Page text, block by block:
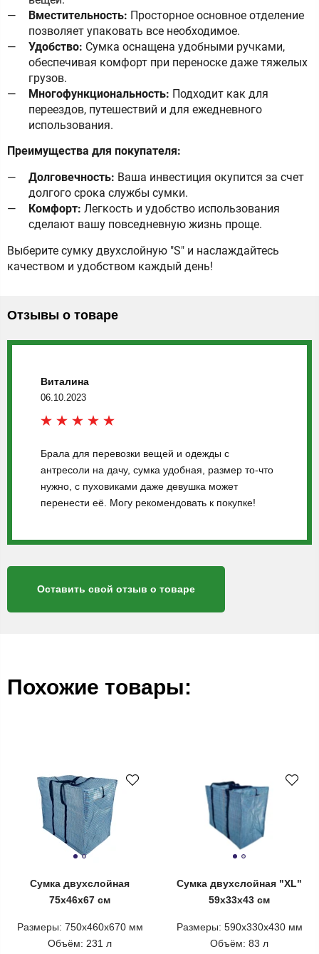
Вместительность: Просторное основное отделение
позволяет упаковать все необходимое.
Удобство: Сумка оснащена удобными ручками,
обеспечивая комфорт при переноске даже тяжелых
грузов.
Многофункциональность: Подходит как для
переездов, путешествий и для ежедневного
использования.
Преимущества для покупателя:
Долговечность: Ваша инвестиция окупится за счет
долгого срока службы сумки.
Комфорт: Легкость и удобство использования
сделают вашу повседневную жизнь проще.
Выберите сумку двухслойную "S" и наслаждайтесь
качеством и удобством каждый день!
Отзывы о товаре
Виталина
06.10.2023
Брала для перевозки вещей и одежды с
антресоли на дачу, сумка удобная, размер то-что
нужно, с пуховиками даже девушка может
перенести её. Могу рекомендовать к покупке!
Оставить свой отзыв о товаре
Похожие товары:
Сумка двухслойная
75х46х67 см
Размеры: 750х460х670 мм
Объём: 231 л
Сумка двухслойная "XL"
59х33х43 см
Размеры: 590х330х430 мм
Объём: 83 л